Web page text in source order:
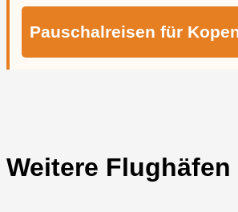
Pauschalreisen für
Weitere Flughäfen